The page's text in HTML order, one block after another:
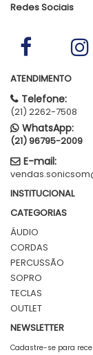
Redes Sociais
ATENDIMENTO
Telefone:
(21) 2262-7508
WhatsApp:
(21) 96795-2009
E-mail:
INSTITUCIONAL
CATEGORIAS
ÁUDIO
CORDAS
PERCUSSÃO
SOPRO
TECLAS
OUTLET
NEWSLETTER
Cadastre-se para